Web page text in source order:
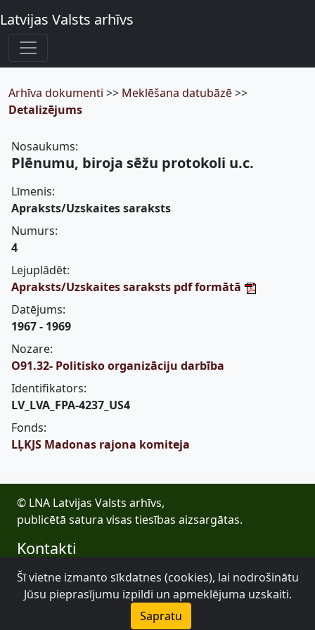
Latvijas Valsts arhīvs
Arhīva dokumenti >> Meklēšana datubāzē>>
Detalizējums
Nosaukums:
Plēnumu, biroja sēžu protokoli u.c.
Līmenis:
Apraksts/Uzskaites saraksts
Numurs:
4
Lejuplādēt:
Apraksts/Uzskaites saraksts pdf formātā
Datējums:
1967 - 1969
Nozare:
O91.32- Politisko organizāciju darbība
Identifikators:
LV_LVA_FPA-4237_US4
Fonds:
LĻKJS Madonas rajona komiteja
© LNA Latvijas Valsts arhīvs,
publicētā satura visas tiesības aizsargātas.
Kontakti
E-pasts: lva@arhivi.gov.lv
Tālrunis: +371 20027447
Bezdelīgu 1A, Rīga
Šī vietne izmanto sīkdatnes (cookies), lai nodrošinātu
Jūsu pieprasījumu izpildi un apmeklējuma uzskaiti.
Sapratu